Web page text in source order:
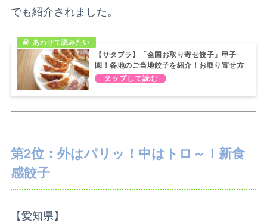
でも紹介されました。
【サタプラ】「全国お取り寄せ餃子」甲子
園！各地のご当地餃子を紹介！お取り寄せ方
法も！
第2位：外はパリッ！中はトロ～！新食
感餃子
【愛知県】